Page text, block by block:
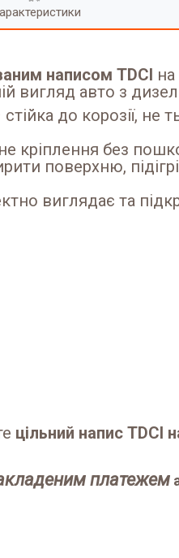
написом TDCI на
вигляд авто з
стійка до корозії, не
кріплення без
поверхню,
виглядає та
цільний напис TDCI
платежем